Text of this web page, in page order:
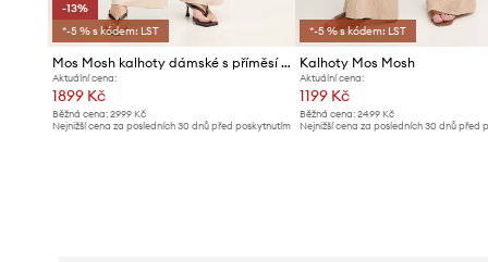
-13%
*-5 % s kódem: LST
Mos Mosh kalhoty dámské s příměsí lnu Coleen
Aktuální cena:
1899 Kč
Běžná cena: 2999 Kč
Nejnižší cena za posledních 30 dnů před poskytnutím
*-5 % s kódem: LST
Kalhoty Mos Mosh
Aktuální cena:
1199 Kč
Běžná cena:2499 Kč
Nejnižší cena za posledních 30 dnů před